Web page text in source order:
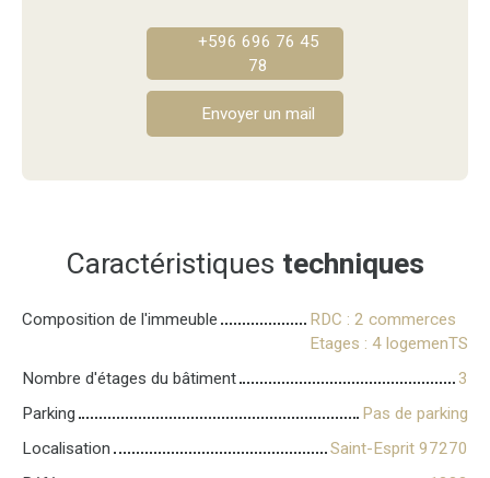
+596 696 76 45
78
Envoyer un mail
Caractéristiques techniques
Composition de l'immeuble
RDC : 2 commerces
Etages : 4 logemenTS
Nombre d'étages du bâtiment
3
Parking
Pas de parking
Localisation
Saint-Esprit 97270